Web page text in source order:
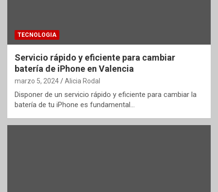
TECNOLOGIA
Servicio rápido y eficiente para cambiar
batería de iPhone en Valencia
marzo 5, 2024 Alicia Rodal
Disponer de un servicio rápido y eficiente para cambiar la
batería de tu iPhone es fundamental…